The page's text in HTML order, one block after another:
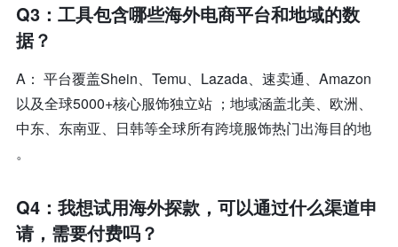
Q3：工具包含哪些海外电商平台和地域的数
据？
A： 平台覆盖Shein、Temu、Lazada、速卖通、Amazon
以及全球5000+核心服饰独立站 ；地域涵盖北美、欧洲、
中东、东南亚、日韩等全球所有跨境服饰热门出海目的地
。
Q4：我想试用海外探款，可以通过什么渠道申
请，需要付费吗？